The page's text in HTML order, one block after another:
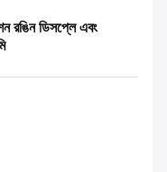
রঙিন ডিসপ্লে এবং